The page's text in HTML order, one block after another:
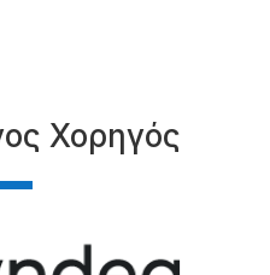
Χορηγός